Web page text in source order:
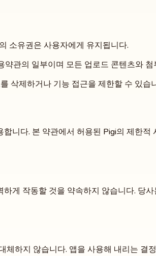
소유권은 사용자에게 유지됩니다.
관의 일부이며 모든 업로드 콘텐츠와 첨
삭제하거나 기능 접근을 제한할 수 있습
니다. 본 약관에서 허용된 Pigi의 제한적
게 작동할 것을 약속하지 않습니다. 당
하지 않습니다. 앱을 사용해 내리는 결